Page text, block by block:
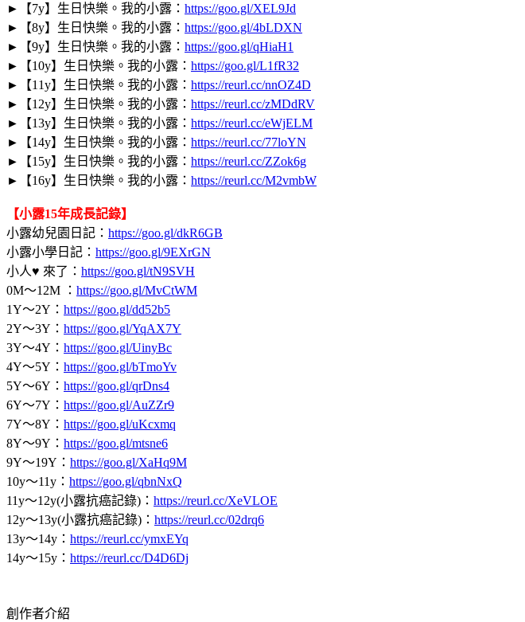
►
【7y】生日快樂。我的小露： https://goo.gl/XEL9Jd
►
【8y】生日快樂。我的小露： https://goo.gl/4bLDXN
►
【9y】生日快樂。我的小露： https://goo.gl/qHiaH1
►
【10y】生日快樂。我的小露： https://goo.gl/L1fR32
►
【11y】生日快樂。我的小露： https://reurl.cc/nnOZ4D
►
【12y】生日快樂。我的小露： https://reurl.cc/zMDdRV
►
【13y】生日快樂。我的小露： https://reurl.cc/eWjELM
►
【14y】生日快樂。我的小露： https://reurl.cc/77loYN
►
【15y】生日快樂。我的小露： https://reurl.cc/ZZok6g
►
【16y】生日快樂。我的小露： https://reurl.cc/M2vmbW
【小露15年成長記錄】
小露幼兒園日記： https://goo.gl/dkR6GB
小露小學日記： https://goo.gl/9EXrGN
小人♥ 來了： https://goo.gl/tN9SVH
0M～12M ： https://goo.gl/MvCtWM
1Y～2Y： https://goo.gl/dd52b5
2Y～3Y： https://goo.gl/YqAX7Y
3Y～4Y： https://goo.gl/UinyBc
4Y～5Y： https://goo.gl/bTmoYv
5Y～6Y： https://goo.gl/qrDns4
6Y～7Y： https://goo.gl/AuZZr9
7Y～8Y： https://goo.gl/uKcxmq
8Y～9Y： https://goo.gl/mtsne6
9Y～19Y： https://goo.gl/XaHq9M
10y～11y： https://goo.gl/qbnNxQ
11y～12y(小露抗癌記錄)： https://reurl.cc/XeVLOE
12y～13y(小露抗癌記錄)： https://reurl.cc/02drq6
13y～14y： https://reurl.cc/ymxEYq
14y～15y： https://reurl.cc/D4D6Dj
創作者介紹